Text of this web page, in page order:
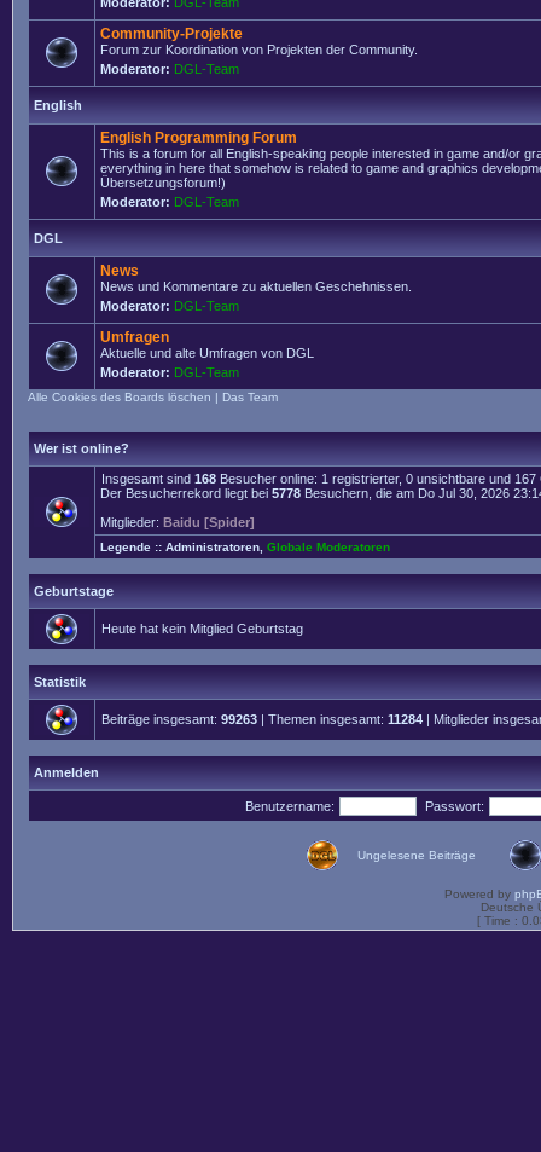
Community-Projekte
Forum zur Koordination von Projekten der Community.
Moderator: DGL-Team
English
English Programming Forum
This is a forum for all English-speaking people interested in game and/or
everything in here that somehow is related to game and graphics
Übersetzungsforum!)
Moderator: DGL-Team
DGL
News
News und Kommentare zu aktuellen Geschehnissen.
Moderator: DGL-Team
Umfragen
Aktuelle und alte Umfragen von DGL
Moderator: DGL-Team
Alle Cookies des Boards löschen | Das Team
Wer ist online?
Insgesamt sind 168 Besucher online: 1 registrierter, 0 unsichtbare und
Der Besucherrekord liegt bei 5778 Besuchern, die am Do Jul 30, 2026
Mitglieder: Baidu [Spider]
Legende :: Administratoren Globale Moderatoren
Geburtstage
Heute hat kein Mitglied Geburtstag
Statistik
Beiträge insgesamt: 99263 | Themen insgesamt: 11284 | Mitglieder
Anmelden
Benutzername: Passwort:
Ungelesene Beiträge
Powered by
Deutsche
[ Time :